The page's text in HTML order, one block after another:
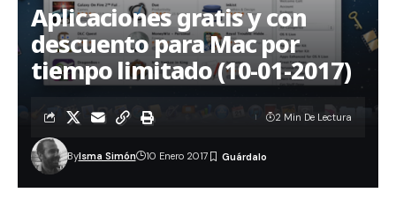
Aplicaciones gratis y con
descuento para Mac por
tiempo limitado (10-01-2017)
ByIsma Simón 10 Enero 2017
2 Min De Lectura